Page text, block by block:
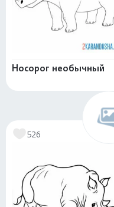
Носорог необычный
526